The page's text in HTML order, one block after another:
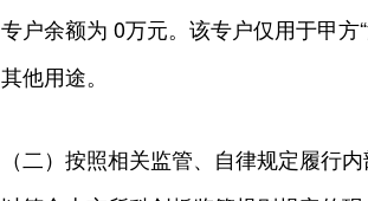
专户余额为 0万元。该专户仅用于甲
其他用途。
（二）按照相关监管、自律规定履行